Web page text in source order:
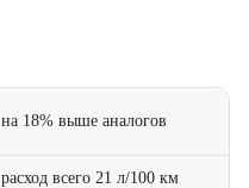
на 18% выше аналогов
расход всего 21 л/100 км